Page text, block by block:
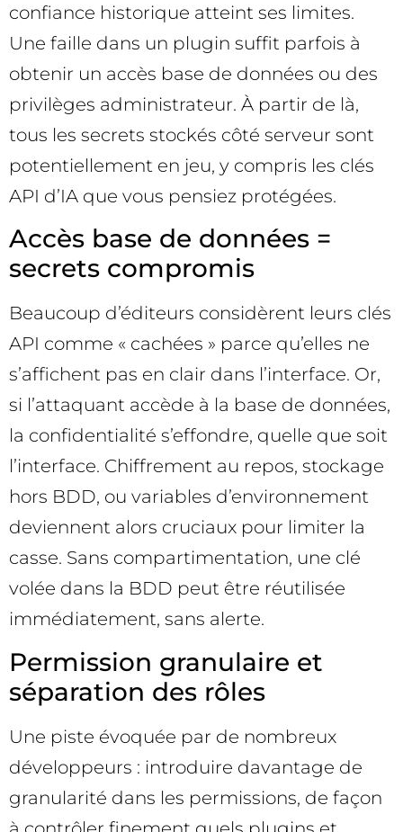
confiance historique atteint ses limites.
Une faille dans un plugin suffit parfois à
obtenir un accès base de données ou des
privilèges administrateur. À partir de là,
tous les secrets stockés côté serveur sont
potentiellement en jeu, y compris les clés
API d’IA que vous pensiez protégées.
Accès base de données =
secrets compromis
Beaucoup d’éditeurs considèrent leurs clés
API comme « cachées » parce qu’elles ne
s’affichent pas en clair dans l’interface. Or,
si l’attaquant accède à la base de données,
la confidentialité s’effondre, quelle que soit
l’interface. Chiffrement au repos, stockage
hors BDD, ou variables d’environnement
deviennent alors cruciaux pour limiter la
casse. Sans compartimentation, une clé
volée dans la BDD peut être réutilisée
immédiatement, sans alerte.
Permission granulaire et
séparation des rôles
Une piste évoquée par de nombreux
développeurs : introduire davantage de
granularité dans les permissions, de façon